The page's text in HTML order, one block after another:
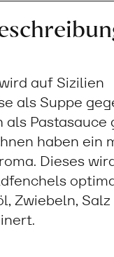
auf Sizilien
als Suppe
als Pastasauce
haben ein
Dieses
Zwiebeln, Salz